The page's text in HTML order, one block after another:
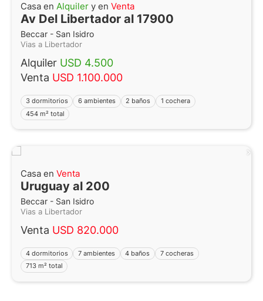
Casa en Alquiler y en Venta
Av Del Libertador al 17900
Beccar - San Isidro
Vias a Libertador
Alquiler USD 4.500
Venta USD 1.100.000
3 dormitorios 6 ambientes 2 baños
1 cochera
454 m² total
Casa en Venta
Uruguay al 200
Beccar - San Isidro
Vias a Libertador
Venta USD 820.000
4 dormitorios 7 ambientes 4 baños
7 cocheras
713 m² total